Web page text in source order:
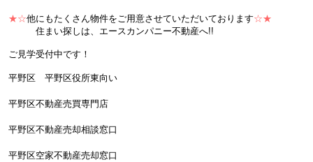
★☆他にもたくさん物件をご用意させていただいております☆★
住まい探しは、エースカンパニー不動産へ!!
ご見学受付中です！
平野区 平野区役所東向い
平野区不動産売買専門店
平野区不動産売却相談窓口
平野区空家不動産売却窓口